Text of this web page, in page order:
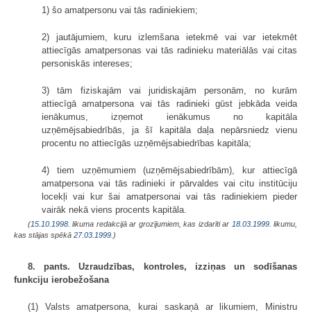
1) šo amatpersonu vai tās radiniekiem;
2) jautājumiem, kuru izlemšana ietekmē vai var ietekmēt
attiecīgās amatpersonas vai tās radinieku materiālās vai citas
personiskās intereses;
3) tām fiziskajām vai juridiskajām personām, no kurām
attiecīgā amatpersona vai tās radinieki gūst jebkāda veida
ienākumus, izņemot ienākumus no kapitāla
uzņēmējsabiedrībās, ja šī kapitāla daļa nepārsniedz vienu
procentu no attiecīgās uzņēmējsabiedrības kapitāla;
4) tiem uzņēmumiem (uzņēmējsabiedrībām), kur attiecīgā
amatpersona vai tās radinieki ir pārvaldes vai citu institūciju
locekļi vai kur šai amatpersonai vai tās radiniekiem pieder
vairāk nekā viens procents kapitāla.
(15.10.1998. likuma redakcijā ar grozījumiem, kas izdarīti ar 18.03.1999. likumu,
kas stājas spēkā 27.03.1999.)
8. pants. Uzraudzības, kontroles, izziņas un sodīšanas
funkciju ierobežošana
(1) Valsts amatpersona, kurai saskaņā ar likumiem, Ministru